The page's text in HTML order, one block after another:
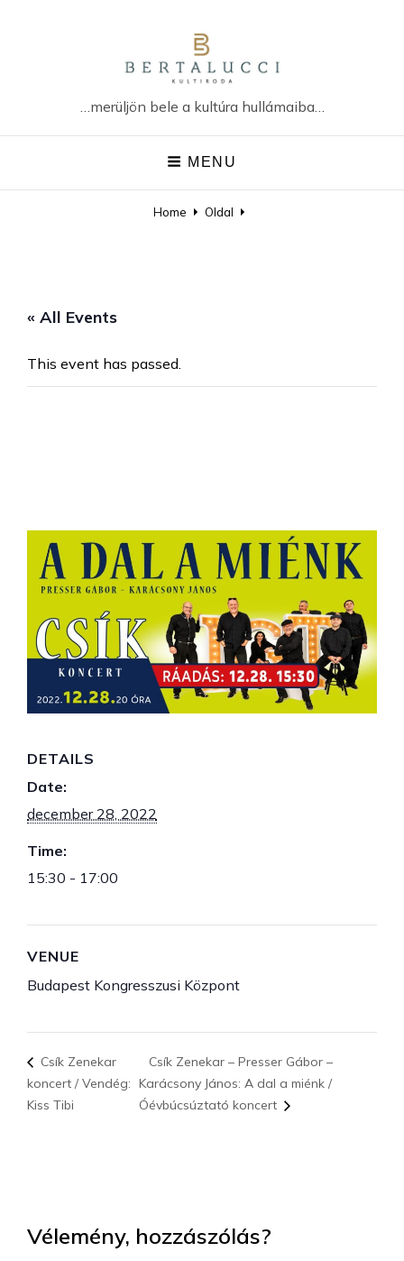
…merüljön bele a kultúra hullámaiba…
MENU
Home Oldal
« All Events
This event has passed.
DETAILS
Date:
december 28, 2022
Time:
15:30 - 17:00
VENUE
Budapest Kongresszusi Központ
Csík Zenekar
koncert / Vendég:
Kiss Tibi
Csík Zenekar – Presser Gábor –
Karácsony János: A dal a miénk /
Óévbúcsúztató koncert
Vélemény, hozzászólás?